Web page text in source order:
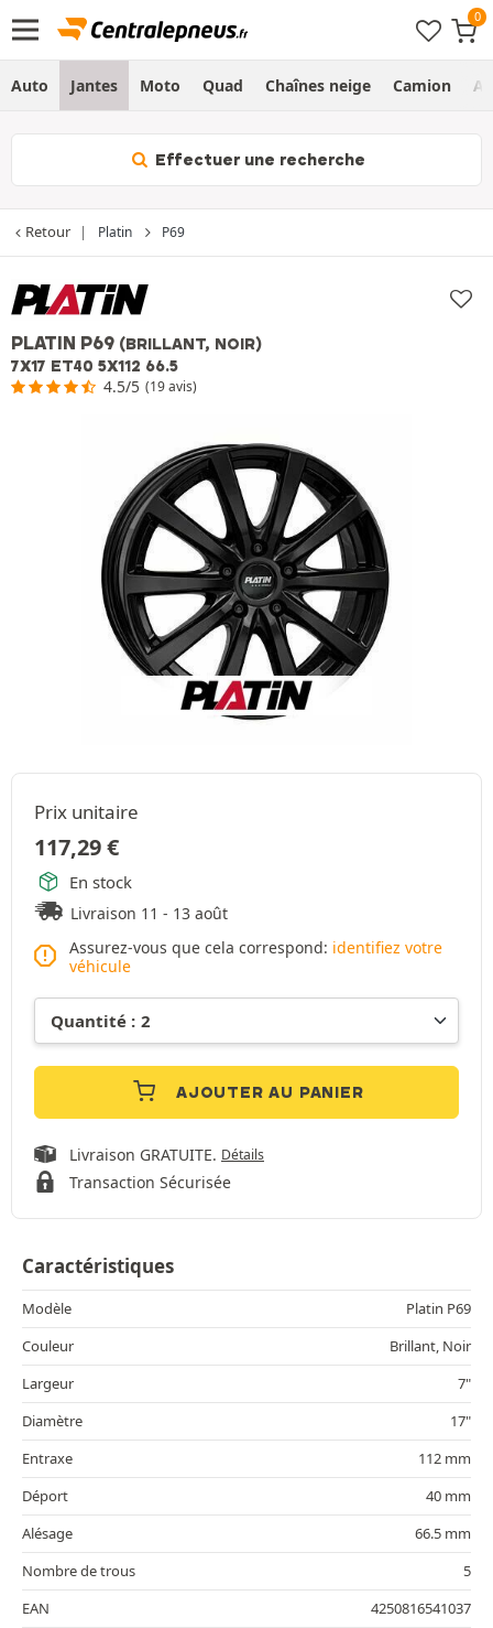
Auto Jantes Moto Quad Chaînes neige Camion
Effectuer une recherche
Retour Platin P69
PLATIN P69 (BRILLANT, NOIR)
7X17 ET40 5X112 66.5
4.5/5 (19 avis)
Prix unitaire
117,29€
En stock
Livraison 11 - 13 août
Assurez-vous que cela correspond: identifiez votre
véhicule
AJOUTER AU PANIER
Livraison GRATUITE. Détails
Transaction Sécurisée
Caractéristiques
Modèle
Platin P69
Couleur
Brillant, Noir
Largeur
7"
Diamètre
17"
Entraxe
112 mm
Déport
40 mm
Alésage
66.5 mm
Nombre de trous
5
EAN
4250816541037